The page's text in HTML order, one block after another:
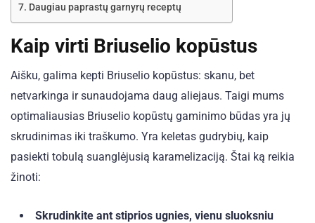
Daugiau paprastų garnyrų receptų
Kaip virti Briuselio kopūstus
Aišku, galima kepti Briuselio kopūstus: skanu, bet
netvarkinga ir sunaudojama daug aliejaus. Taigi mums
optimaliausias Briuselio kopūstų gaminimo būdas yra jų
skrudinimas iki traškumo. Yra keletas gudrybių, kaip
pasiekti tobulą suanglėjusią karamelizaciją. Štai ką reikia
žinoti:
Skrudinkite ant stiprios ugnies, vienu sluoksniu